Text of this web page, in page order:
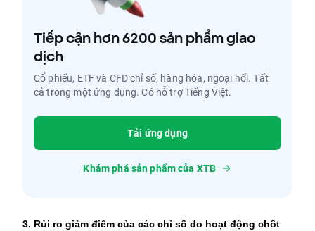
Tiếp cận hơn 6200 sản phẩm giao
dịch
Cổ phiếu, ETF và CFD chỉ số, hàng hóa, ngoại hối. Tất
cả trong một ứng dụng. Có hỗ trợ Tiếng Việt.
Tải ứng dụng
Khám phá sản phẩm của XTB
3. Rủi ro giảm điểm của các chỉ số do hoạt động chốt